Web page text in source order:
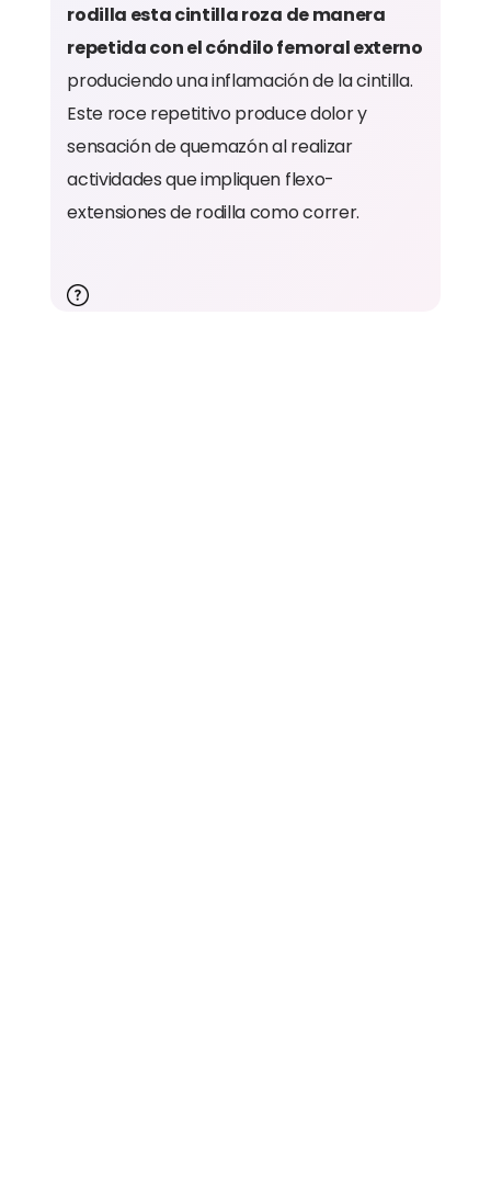
rodilla esta cintilla roza de manera
repetida con el cóndilo femoral externo
produciendo una inflamación de la cintilla.
Este roce repetitivo produce dolor y
sensación de quemazón al realizar
actividades que impliquen flexo-
extensiones de rodilla como correr.